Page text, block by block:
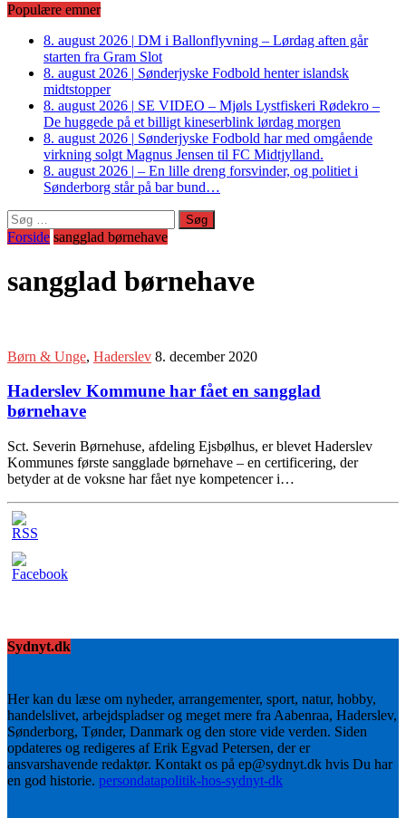
Populære emner
8. august 2026 | DM i Ballonflyvning – Lørdag aften går
starten fra Gram Slot
8. august 2026 | Sønderjyske Fodbold henter islandsk
midtstopper
8. august 2026 | SE VIDEO – Mjøls Lystfiskeri Rødekro –
De huggede på et billigt kineserblink lørdag morgen
8. august 2026 | Sønderjyske Fodbold har med omgående
virkning solgt Magnus Jensen til FC Midtjylland.
8. august 2026 | – En lille dreng forsvinder, og politiet i
Sønderborg står på bar bund…
Søg
efter:
Forside sangglad børnehave
sangglad børnehave
Børn & Unge, Haderslev 8. december 2020
Haderslev Kommune har fået en sangglad
børnehave
Sct. Severin Børnehuse, afdeling Ejsbølhus, er blevet Haderslev
Kommunes første sangglade børnehave – en certificering, der
betyder at de voksne har fået nye kompetencer i…
Sydnyt.dk
Her kan du læse om nyheder, arrangementer, sport, natur, hobby,
handelslivet, arbejdspladser og meget mere fra Aabenraa, Haderslev,
Sønderborg, Tønder, Danmark og den store vide verden. Siden
opdateres og redigeres af Erik Egvad Petersen, der er
ansvarshavende redaktør. Kontakt os på ep@sydnyt.dk hvis Du har
en god historie. persondatapolitik-hos-sydnyt-dk